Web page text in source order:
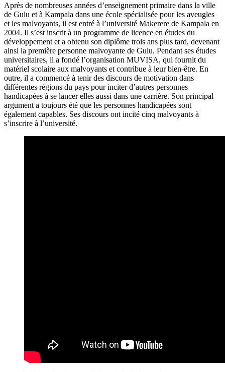
Après de nombreuses années d’enseignement primaire dans la ville
de Gulu et à Kampala dans une école spécialisée pour les aveugles
et les malvoyants, il est entré à l’université Makerere de Kampala en
2004. Il s’est inscrit à un programme de licence en études du
développement et a obtenu son diplôme trois ans plus tard, devenant
ainsi la première personne malvoyante de Gulu. Pendant ses études
universitaires, il a fondé l’organisation MUVISA, qui fournit du
matériel scolaire aux malvoyants et contribue à leur bien-être. En
outre, il a commencé à tenir des discours de motivation dans
différentes régions du pays pour inciter d’autres personnes
handicapées à se lancer elles aussi dans une carrière. Son principal
argument a toujours été que les personnes handicapées sont
également capables. Ses discours ont incité cinq malvoyants à
s’inscrire à l’université.